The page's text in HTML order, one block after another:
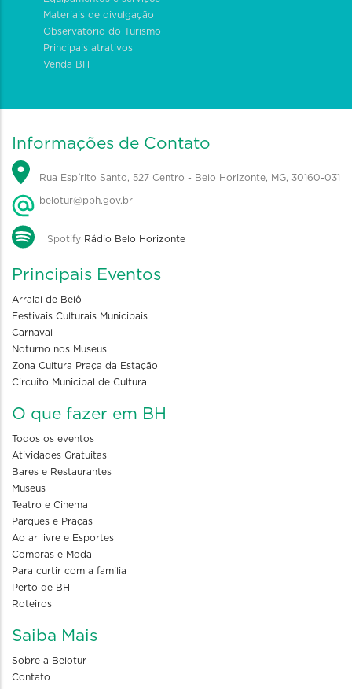
Materiais de divulgação
Observatório do Turismo
Principais atrativos
Venda BH
Informações de Contato
Rua Espírito Santo, 527 Centro - Belo Horizonte, MG, 30160-031
belotur@pbh.gov.br
Spotify Rádio Belo Horizonte
Principais Eventos
Arraial de Belô
Festivais Culturais Municipais
Carnaval
Noturno nos Museus
Zona Cultura Praça da Estação
Circuito Municipal de Cultura
O que fazer em BH
Todos os eventos
Atividades Gratuitas
Bares e Restaurantes
Museus
Teatro e Cinema
Parques e Praças
Ao ar livre e Esportes
Compras e Moda
Para curtir com a familia
Perto de BH
Roteiros
Saiba Mais
Sobre a Belotur
Contato